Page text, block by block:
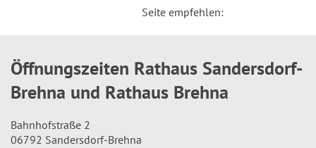
Seite empfehlen:
Öffnungszeiten Rathaus Sandersdorf-
Brehna und Rathaus Brehna
Bahnhofstraße 2
06792 Sandersdorf-Brehna